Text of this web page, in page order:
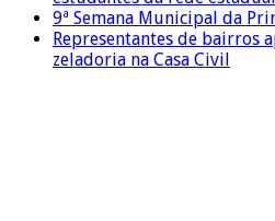
9ª Semana Municipal da
Representantes de bairros
zeladoria na Casa Civil